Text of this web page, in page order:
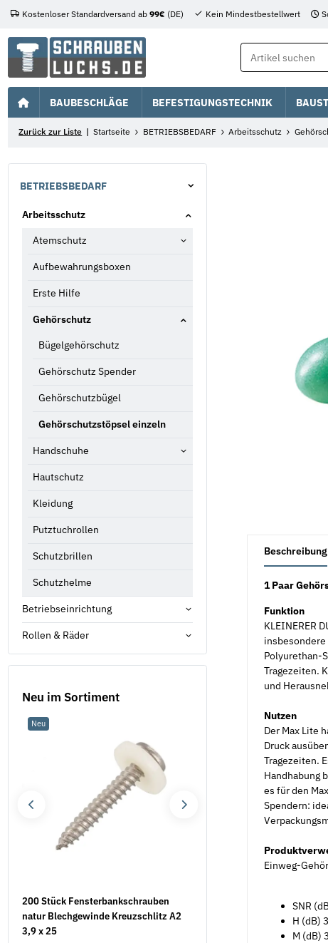
Kostenloser Standardversand ab 99€ (DE) Kein Mindestbestellwert
BAUBESCHLÄGE BEFESTIGUNGSTECHNIK
Zurück zur Liste Startseite BETRIEBSBEDARF Arbeitsschutz
Beschreibung
1 Paar
Funktion
KLEINERER
insbesondere
Polyurethan-
Tragezeiten.
und
Nutzen
Der Max Lite
Druck
Tragezeiten.
Handhabung
es für den
Spendern:
Einweg-
SNR
H (dB)
M (dB)
BETRIEBSBEDARF
Arbeitsschutz
Atemschutz
Aufbewahrungsboxen
Erste Hilfe
Gehörschutz
Bügelgehörschutz
Gehörschutz Spender
Gehörschutzbügel
Gehörschutzstöpsel einzeln
Handschuhe
Hautschutz
Kleidung
Putztuchrollen
Schutzbrillen
Schutzhelme
Betriebseinrichtung
Rollen & Räder
Neu im Sortiment
Neu
200 Stück Fensterbankschrauben
natur Blechgewinde Kreuzschlitz A2
3,9 x 25
200 Stück
natur Blechgewinde